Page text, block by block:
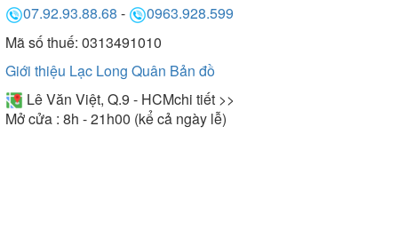
07.92.93.88.68 -
0963.928.599
Mã số thuế: 0313491010
Giới thiệu Lạc Long Quân Bản đồ
Lê Văn Việt, Q.9 - HCMchi tiết >>
Mở cửa : 8h - 21h00 (kể cả ngày lễ)